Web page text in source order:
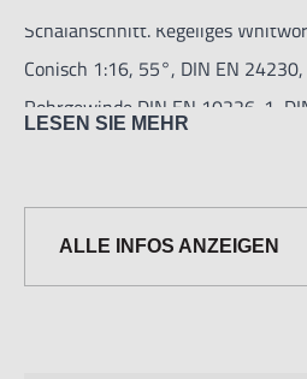
Schälanschnitt. Kegeliges
Conisch 1:16, 55°, DIN EN
Rohrgewinde DIN EN 10226-1,
Runde Hochleistungs-
LESEN SIE MEHR
ALLE INFOS ANZEIGEN